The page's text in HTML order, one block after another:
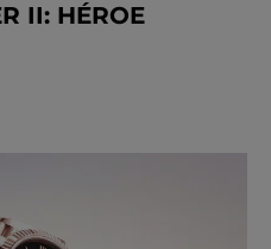
II: HÉROE